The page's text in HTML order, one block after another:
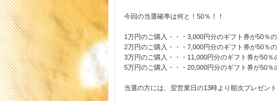
今回の当選確率は何と！50％！！
1万円のご購入・・・3,000円分のギフト券が50％
2万円のご購入・・・7,000円分のギフト券が50％
3万円のご購入・・・11,000円分のギフト券が50％
5万円のご購入・・・20,000円分のギフト券が50％
当選の方には、翌営業日の13時より順次プレゼント